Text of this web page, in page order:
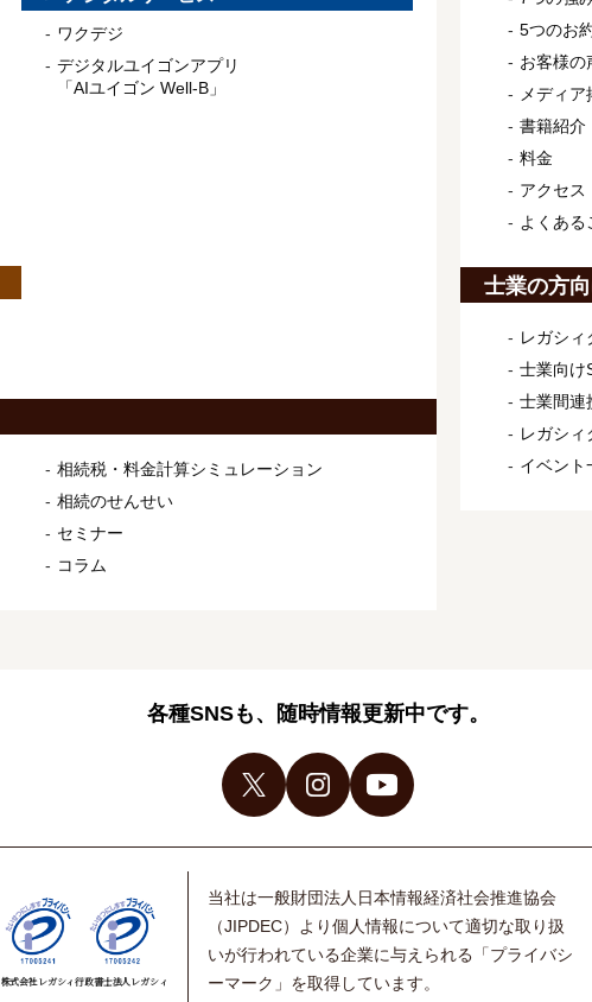
ワクデジ
デジタルユイゴンアプリ
「AIユイゴン Well-B」
相続税・料金計算シミュレーション
相続のせんせい
セミナー
コラム
5つのお
お客様の
メディア
書籍紹介
料金
アクセス
よくある
士業の方
レガシ
士業向け
士業間連
レガシィ
イベント
各種SNSも、随時情報更新中です。
株式会社レガシィ行政書士法人レガシィ
当社は一般財団法人日本情報経済社会推進協会
（JIPDEC）より個人情報について適切な取り扱
いが行われている企業に与えられる「プライバシ
ーマーク」を取得しています。